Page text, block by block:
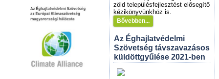
zöld településfejlesztést elősegítő
kézikönyvünkhöz is.
Bővebben...
Az Éghajlatvédelmi
Szövetség távszavazásos
küldöttgyűlése 2021-ben